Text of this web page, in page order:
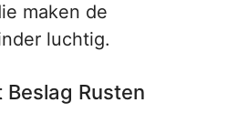
maken de
luchtig.
Rusten